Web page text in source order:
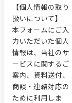
【個人情報の取り
扱いについて】
本フォームにご入
力いただいた個人
情報は、当社のサ
ービスに関するご
案内、資料送付、
商談・連絡対応の
ために利用しま